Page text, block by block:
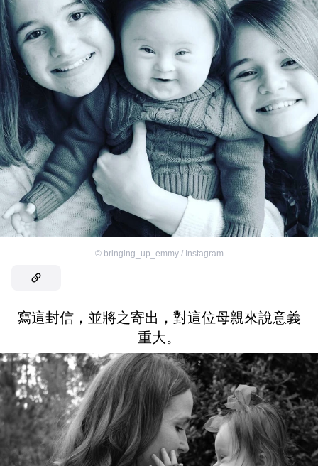
© bringing_up_emmy / Instagram
寫這封信，並將之寄出，對這位母親來說意義
重大。